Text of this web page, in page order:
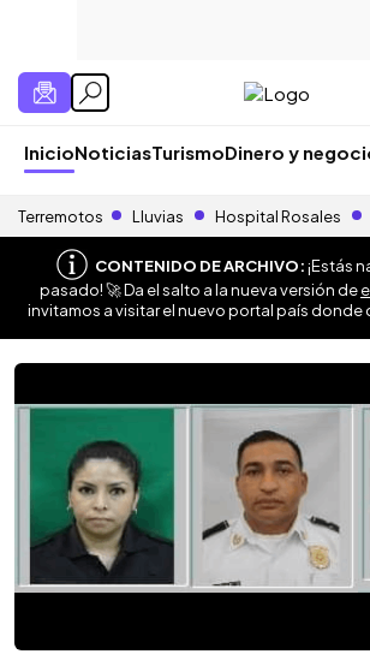
InicioNoticiasTurismoDinero y
Terremotos Lluvias Hospital Rosales
CONTENIDO DE ARCHIVO:¡Estás
pasado! 🚀 Da el salto a la nueva versión de
invitamos a visitar el nuevo portal país donde